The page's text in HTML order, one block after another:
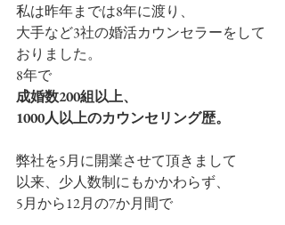
私は昨年までは8年に渡り、
大手など3社の婚活カウンセラーをして
おりました。
8年で
成婚数200組以上、
1000人以上のカウンセリング歴。
弊社を5月に開業させて頂きまして
以来、少人数制にもかかわらず、
5月から12月の7か月間で